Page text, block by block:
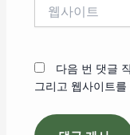
다음 번 댓글
그리고 웹사이트를